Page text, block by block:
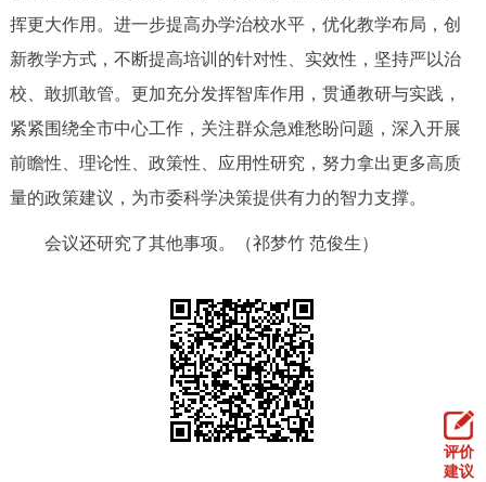
挥更大作用。进一步提高办学治校水平，优化教学布局，创
新教学方式，不断提高培训的针对性、实效性，坚持严以治
校、敢抓敢管。更加充分发挥智库作用，贯通教研与实践，
紧紧围绕全市中心工作，关注群众急难愁盼问题，深入开展
前瞻性、理论性、政策性、应用性研究，努力拿出更多高质
量的政策建议，为市委科学决策提供有力的智力支撑。
会议还研究了其他事项。（祁梦竹 范俊生）
评价
建议